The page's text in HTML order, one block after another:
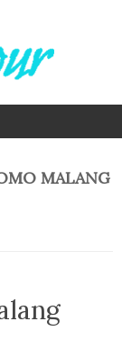
MALANG